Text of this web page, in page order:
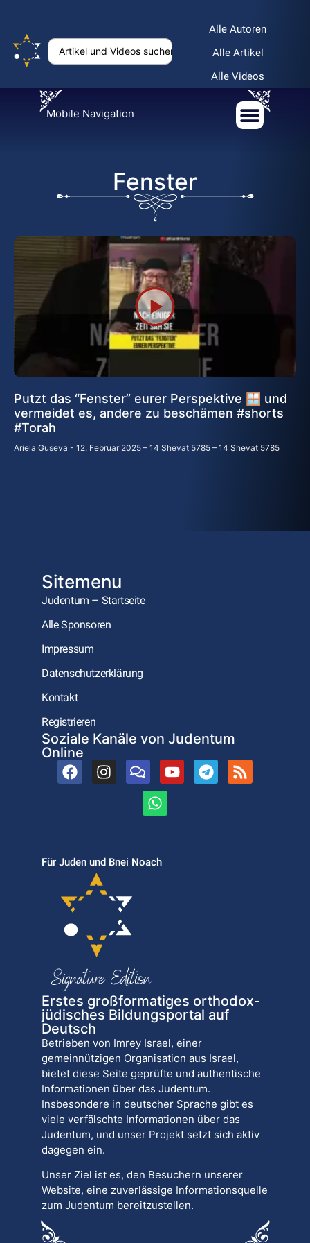
Alle Autoren
Alle Artikel
Alle Videos
Mobile Navigation
Fenster
Putzt das “Fenster” eurer Perspektive 🪟 und
vermeidet es, andere zu beschämen #shorts
#Torah
Ariela Guseva 12. Februar 2025 – 14 Shevat 5785 – 14 Shevat 5785
Sitemenu
Judentum – Startseite
Alle Sponsoren
Impressum
Datenschutzerklärung
Kontakt
Registrieren
Soziale Kanäle von Judentum
Online
Für Juden und Bnei Noach
Erstes großformatiges orthodox-
jüdisches Bildungsportal auf
Deutsch
Betrieben von Imrey Israel, einer
gemeinnützigen Organisation aus Israel,
bietet diese Seite geprüfte und authentische
Informationen über das Judentum.
Insbesondere in deutscher Sprache gibt es
viele verfälschte Informationen über das
Judentum, und unser Projekt setzt sich aktiv
dagegen ein.
Unser Ziel ist es, den Besuchern unserer
Website, eine zuverlässige Informationsquelle
zum Judentum bereitzustellen.